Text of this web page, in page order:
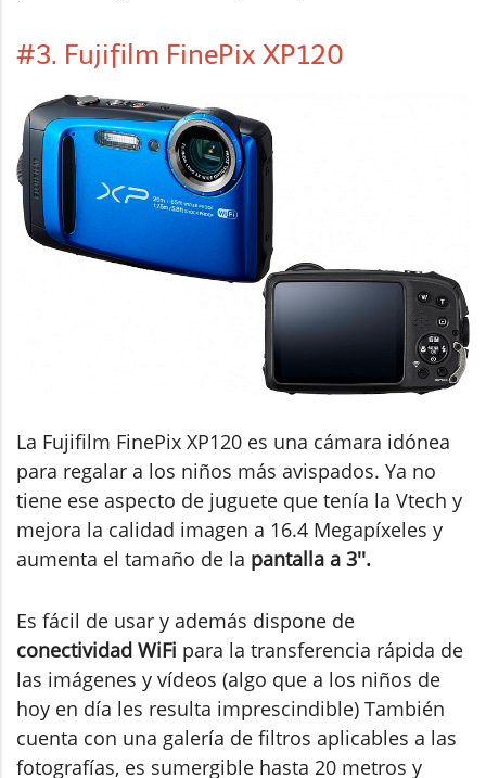
#3. Fujifilm FinePix XP120
La Fujifilm FinePix XP120 es una cámara idónea
para regalar a los niños más avispados. Ya no
tiene ese aspecto de juguete que tenía la Vtech y
mejora la calidad imagen a 16.4 Megapíxeles y
aumenta el tamaño de la pantalla a 3''.
Es fácil de usar y además dispone de
conectividad WiFi para la transferencia rápida de
las imágenes y vídeos (algo que a los niños de
hoy en día les resulta imprescindible) También
cuenta con una galería de filtros aplicables a las
fotografías, es sumergible hasta 20 metros y